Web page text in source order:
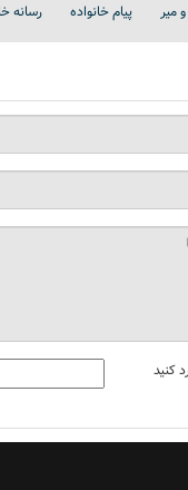
میر پیام خانواده رسانه
کنید